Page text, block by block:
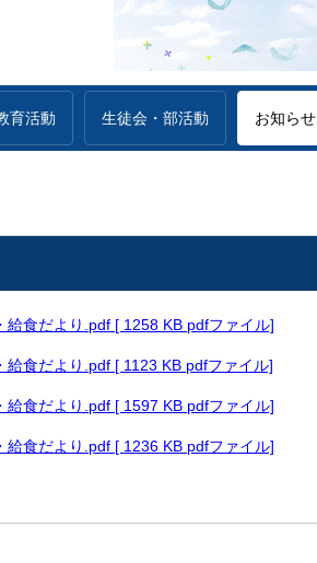
育活動 生徒会・部活動 お知らせ
給食だより.pdf [ 1258 KB pdfファイル]
給食だより.pdf [ 1123 KB pdfファイル]
給食だより.pdf [ 1597 KB pdfファイル]
給食だより.pdf [ 1236 KB pdfファイル]